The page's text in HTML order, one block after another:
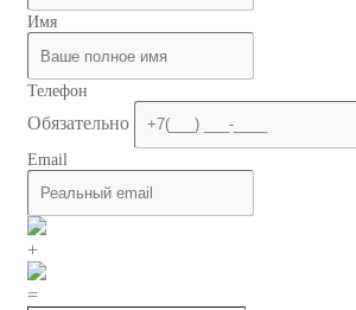
Имя
Телефон
Обязательно
Email
+
=